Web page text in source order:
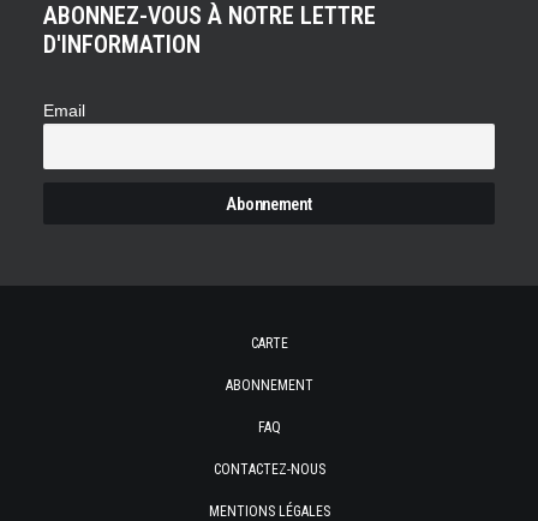
ABONNEZ-VOUS À NOTRE LETTRE
D'INFORMATION
Email
CARTE
ABONNEMENT
FAQ
CONTACTEZ-NOUS
MENTIONS LÉGALES